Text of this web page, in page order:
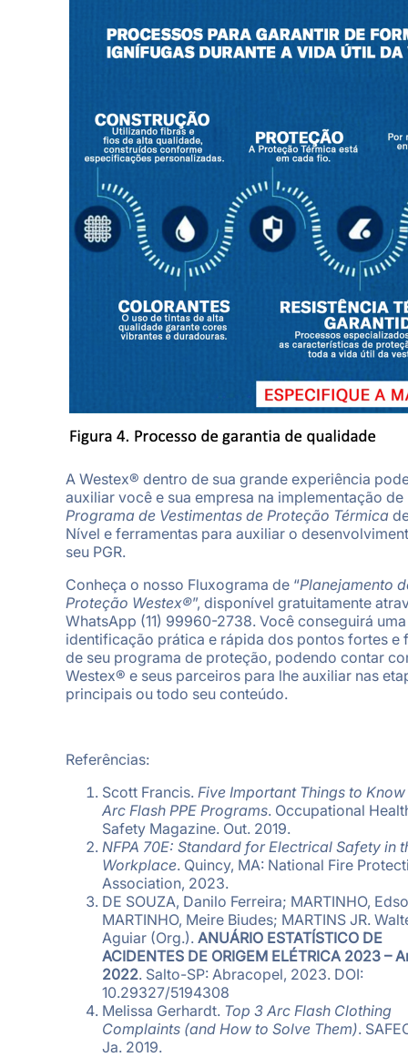
A Westex® dentro de sua grande experiência
auxiliar você e sua empresa na implementação de
Programa de Vestimentas de Proteção Térmica
Nível e ferramentas para auxiliar o
seu PGR.
Conheça o nosso Fluxograma de “Planejamento
Proteção Westex®”, disponível gratuitamente
WhatsApp (11) 99960-2738. Você conseguirá uma
identificação prática e rápida dos pontos fortes e
de seu programa de proteção, podendo contar
Westex® e seus parceiros para lhe auxiliar nas
principais ou todo seu conteúdo.
Referências:
Scott Francis. Five Important Things to
Arc Flash PPE Programs. Occupational
Safety Magazine. Out. 2019.
NFPA 70E: Standard for Electrical Safety in
Workplace. Quincy, MA: National Fire
Association, 2023.
DE SOUZA, Danilo Ferreira; MARTINHO,
MARTINHO, Meire Biudes; MARTINS JR.
Aguiar (Org.). ANUÁRIO ESTATÍSTICO DE
ACIDENTES DE ORIGEM ELÉTRICA 2023 –
2022. Salto-SP: Abracopel, 2023. DOI:
10.29327/5194308
Melissa Gerhardt. Top 3 Arc Flash Clothing
Complaints (and How to Solve Them).
Ja. 2019.